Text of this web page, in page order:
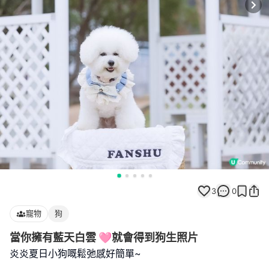
3 0
寵物 狗
當你擁有藍天白雲 🩷就會得到狗生照片
炎炎夏日小狗嘅鬆弛感好簡單~